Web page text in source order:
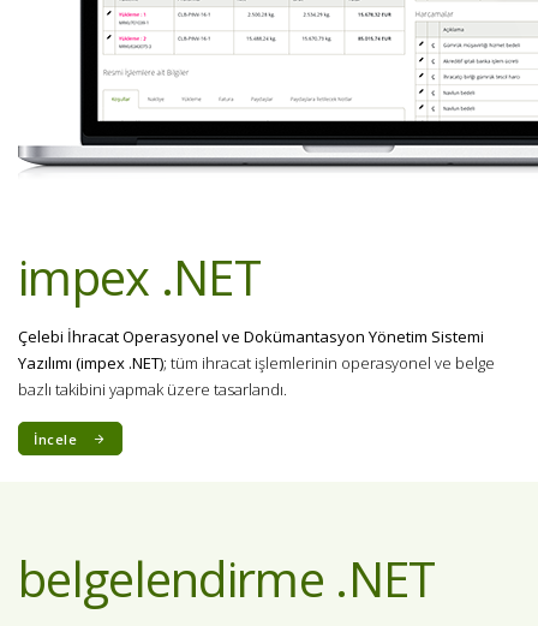
impex .NET
Çelebi İhracat Operasyonel ve Dokümantasyon Yönetim Sistemi
Yazılımı (impex .NET); tüm ihracat işlemlerinin operasyonel ve belge
bazlı takibini yapmak üzere tasarlandı.
İncele
belgelendirme .NET